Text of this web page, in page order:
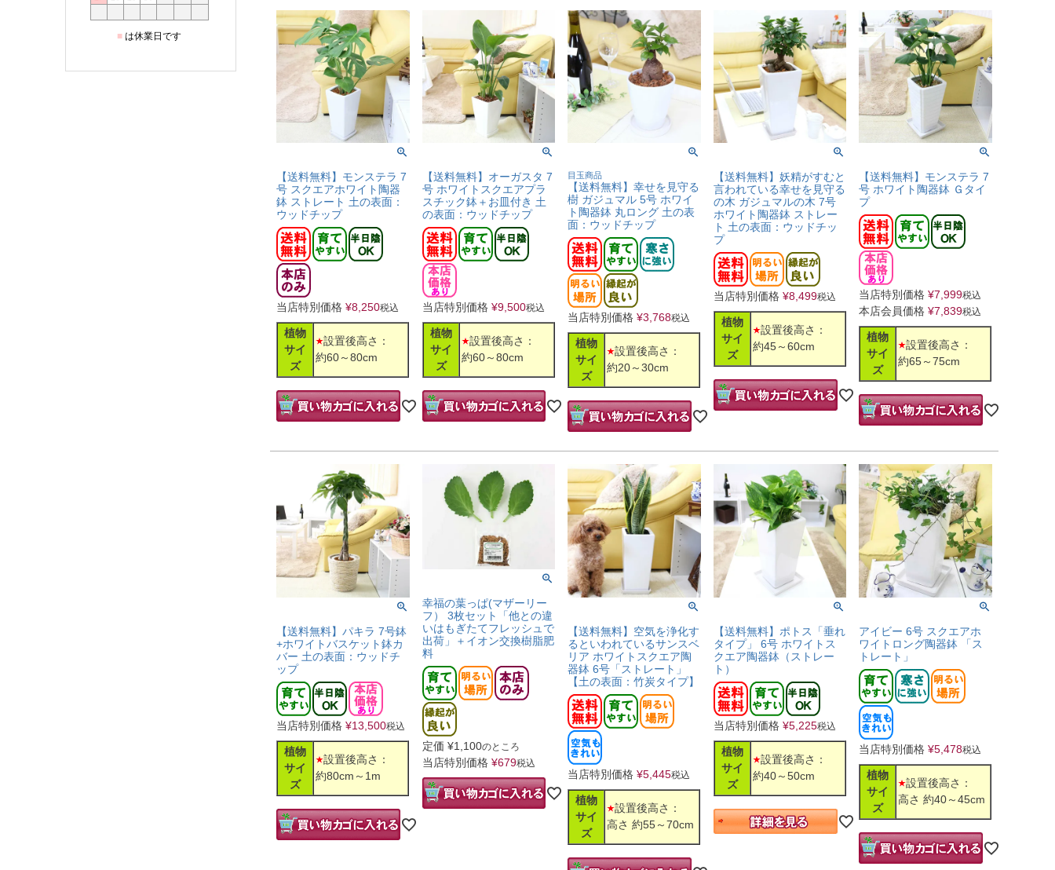
【送料無料】モンステラ 7
号 スクエアホワイト陶器
鉢 ストレート 土の表面：
ウッドチップ
当店特別価格 ¥8,250税込
植物
サイ
ズ
設置後高さ：
約60～80cm
【送料無料】オーガスタ 7
号 ホワイトスクエアプラ
スチック鉢＋お皿付き 土
の表面：ウッドチップ
当店特別価格 ¥9,500税込
植物
サイ
ズ
設置後高さ：
約60～80cm
目玉商品
【送料無料】幸せを見守る
樹 ガジュマル 5号 ホワイ
ト陶器鉢 丸ロング 土の表
面：ウッドチップ
当店特別価格 ¥3,768税込
植物
サイ
ズ
設置後高さ：
約20～30cm
【送料無料】妖精がすむと
言われている幸せを見守る
の木 ガジュマルの木 7号
ホワイト陶器鉢 ストレー
ト 土の表面：ウッドチッ
プ
当店特別価格 ¥8,499税込
植物
サイ
ズ
設置後高さ：
約45～60cm
【送料無料】モンステラ 7
号 ホワイト陶器鉢 Ｇタイ
プ
当店特別価格 ¥7,999税込
本店会員価格 ¥7,839税込
植物
サイ
ズ
設置後高さ：
約65～75cm
【送料無料】パキラ 7号鉢
+ホワイトバスケット鉢カ
バー 土の表面：ウッドチ
ップ
当店特別価格 ¥13,500税込
植物
サイ
ズ
設置後高さ：
約80cm～1m
幸福の葉っぱ(マザーリー
フ） 3枚セット「他との違
いはもぎたてフレッシュで
出荷」＋イオン交換樹脂肥
料
定価 ¥1,100のところ
当店特別価格 ¥679税込
【送料無料】空気を浄化す
るといわれているサンスベ
リア ホワイトスクエア陶
器鉢 6号「ストレート」
【土の表面：竹炭タイプ】
当店特別価格 ¥5,445税込
植物
サイ
ズ
設置後高さ：
高さ 約55～70cm
【送料無料】ポトス「垂れ
タイプ」 6号 ホワイトス
クエア陶器鉢（ストレー
ト）
当店特別価格 ¥5,225税込
植物
サイ
ズ
設置後高さ：
約40～50cm
アイビー 6号 スクエアホ
ワイトロング陶器鉢 「ス
トレート」
当店特別価格 ¥5,478税込
植物
サイ
ズ
設置後高さ：
高さ 約40～45cm